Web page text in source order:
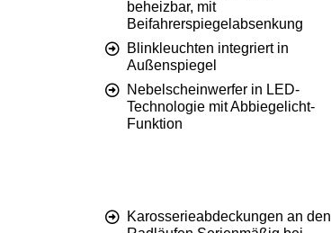
beheizbar, mit
Beifahrerspiegelabsenkung
Blinkleuchten integriert in
Außenspiegel
Nebelscheinwerfer in LED-
Technologie mit Abbiegelicht-
Funktion
Karosserieabdeckungen an den